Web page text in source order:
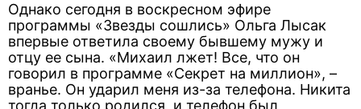
Однако сегодня в воскресном эфире
программы «Звезды сошлись» Ольга Лысак
впервые ответила своему бывшему мужу и
отцу ее сына. «Михаил лжет! Все, что он
говорил в программе «Секрет на миллион», –
вранье. Он ударил меня из-за телефона. Никита
тогда только родился, и телефон был